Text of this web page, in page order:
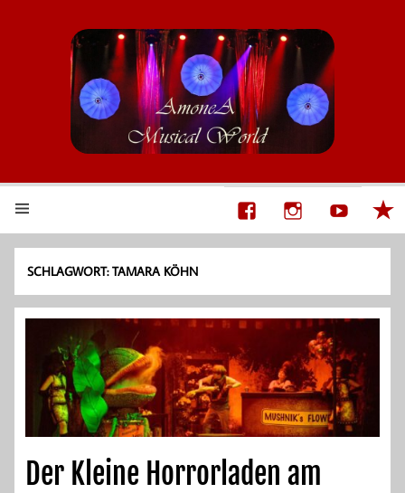
SCHLAGWORT:TAMARA KÖHN
Der Kleine Horrorladen am